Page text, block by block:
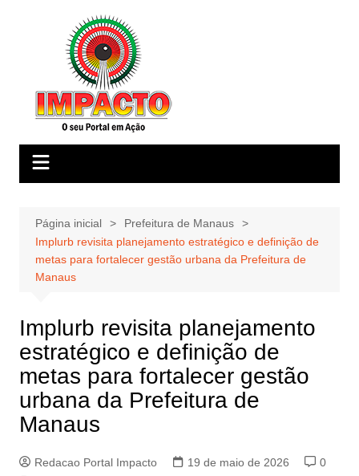
Página inicial
Prefeitura de Manaus
Implurb revisita planejamento estratégico e definição de
metas para fortalecer gestão urbana da Prefeitura de
Manaus
Implurb revisita planejamento
estratégico e definição de
metas para fortalecer gestão
urbana da Prefeitura de
Manaus
Redacao Portal Impacto 19 de maio de 2026
0